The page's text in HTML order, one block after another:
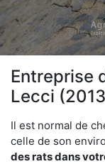
Entreprise
Lecci
Il est normal de
celle de son
des rats dans